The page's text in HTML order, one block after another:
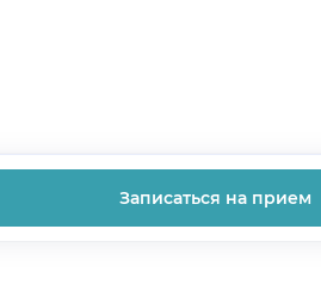
Записаться на прием